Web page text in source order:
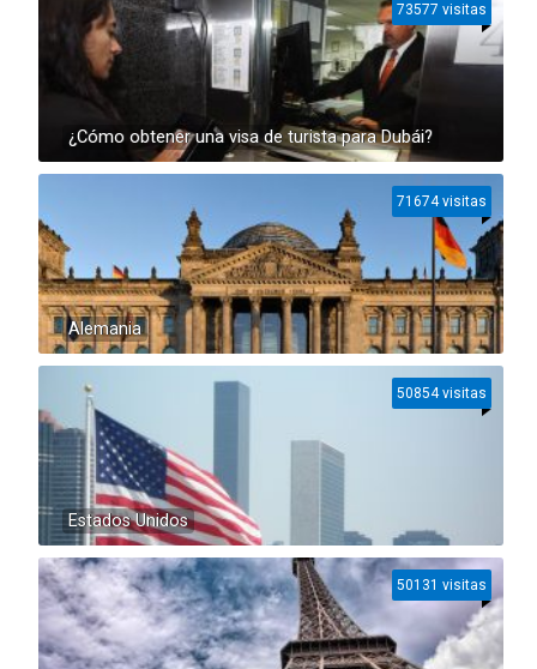
¿Cómo obtener una visa de turista para Dubái?
73577 visitas
Alemania
71674 visitas
Estados Unidos
50854 visitas
50131 visitas